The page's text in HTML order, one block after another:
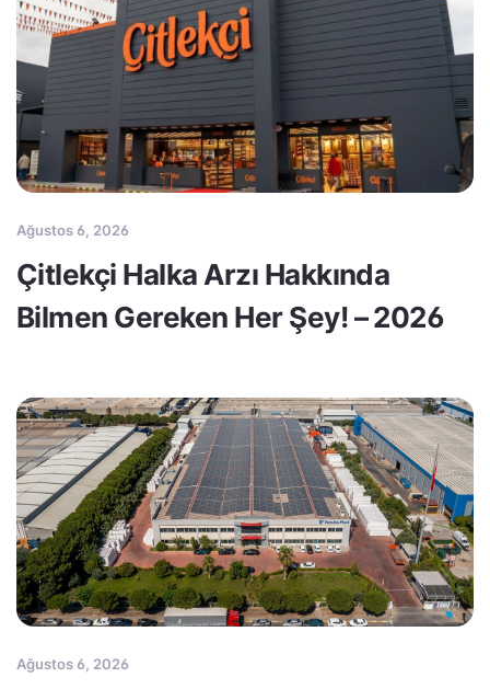
Ağustos 6, 2026
Çitlekçi Halka Arzı Hakkında
Bilmen Gereken Her Şey! – 2026
Ağustos 6, 2026